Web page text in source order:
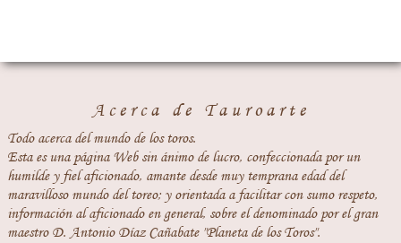
Acerca de Tauroarte
Todo acerca del mundo de los toros.
Esta es una página Web sin ánimo de lucro, confeccionada por un
humilde y fiel aficionado, amante desde muy temprana edad del
maravilloso mundo del toreo; y orientada a facilitar con sumo respeto,
información al aficionado en general, sobre el denominado por el gran
maestro D. Antonio Díaz Cañabate "Planeta de los Toros".